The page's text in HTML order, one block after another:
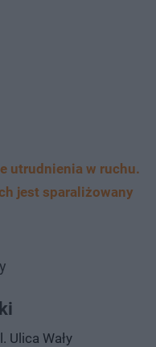
utrudnienia w ruchu.
jest sparaliżowany
Ulica Wały